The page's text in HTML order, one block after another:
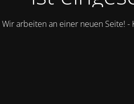
Wir arbeiten an einer neuen Seite! -